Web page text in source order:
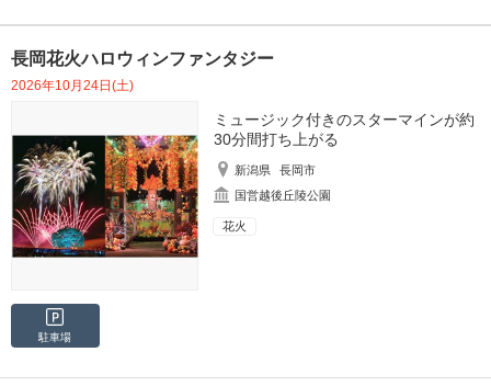
長岡花火ハロウィンファンタジー
2026年10月24日(土)
ミュージック付きのスターマインが約
30分間打ち上がる
新潟県
長岡市
国営越後丘陵公園
花火
駐車場